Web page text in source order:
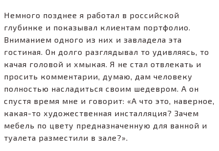
Немного позднее я работал в российской
глубинке и показывал клиентам портфолио.
Вниманием одного из них и завладела эта
гостиная. Он долго разглядывал то удивляясь, то
качая головой и хмыкая. Я не стал отвлекать и
просить комментарии, думаю, дам человеку
полностью насладиться своим шедевром. А он
спустя время мне и говорит: «А что это, наверное,
какая-то художественная инсталляция? Зачем
мебель по цвету предназначенную для ванной и
туалета разместили в зале?».